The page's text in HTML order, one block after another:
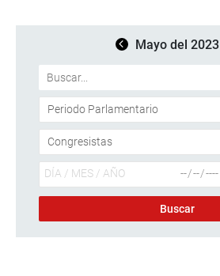
Mayo del 2023